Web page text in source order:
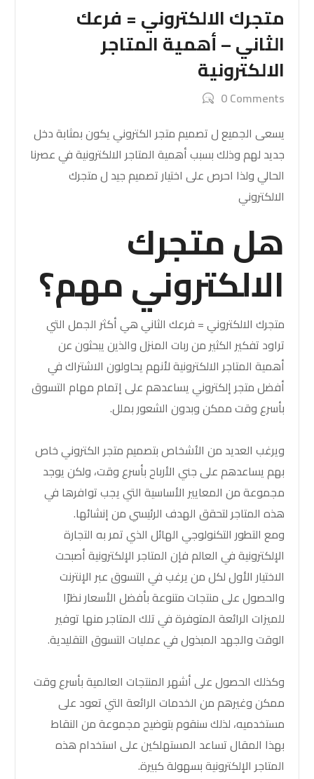
متجرك الالكتروني = فرعك
الثاني – أهمية المتاجر
الالكترونية
0 Comments
يسعى الجميع ل تصميم متجر الكتروني يكون بمثابة دخل
جديد لهم وذلك بسبب أهمية المتاجر الالكترونية في عصرنا
الحالي ولذا احرص على اختيار تصميم جيد ل متجرك
الالكتروني
هل متجرك
الالكتروني مهم؟
متجرك الالكتروني = فرعك الثاني هي أكثر الجمل التي
تراود تفكير الكثير من ربات المنزل والذين يبحثون عن
أهمية المتاجر الالكترونية لأنهم يحاولون الاشتراك في
أفضل متجر إلكتروني يساعدهم على إتمام مهام التسوق
بأسرع وقت ممكن وبدون الشعور بملل.
ويرغب العديد من الأشخاص بتصميم متجر الكتروني خاص
بهم يساعدهم على جني الأرباح بأسرع وقت، ولكن يوجد
مجموعة من المعايير الأساسية التي يجب توافرها في
هذه المتاجر لتحقق الهدف الرئيسي من إنشائها.
ومع التطور التكنولوجي الهائل الذي تمر به التجارة
الإلكترونية في العالم فإن المتاجر الإلكترونية أصبحت
الاختيار الأول لكل من يرغب في التسوق عبر الإنترنت
والحصول على منتجات متنوعة بأفضل الأسعار نظرًا
للميزات الرائعة المتوفرة في تلك المتاجر منها توفير
الوقت والجهد المبذول في عمليات التسوق التقليدية.
وكذلك الحصول على أشهر المنتجات العالمية بأسرع وقت
ممكن وغيرهم من الخدمات الرائعة التي تعود على
مستخدميه، لذلك سنقوم بتوضيح مجموعة من النقاط
بهذا المقال تساعد المستهلكين على استخدام هذه
المتاجر الإلكترونية بسهولة كبيرة.